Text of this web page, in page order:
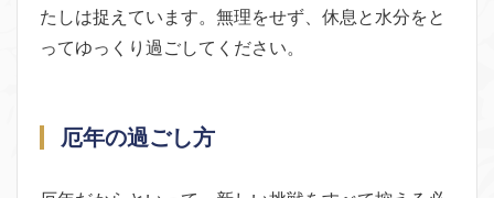
たしは捉えています。無理をせず、休息と水分をと
ってゆっくり過ごしてください。
厄年の過ごし方